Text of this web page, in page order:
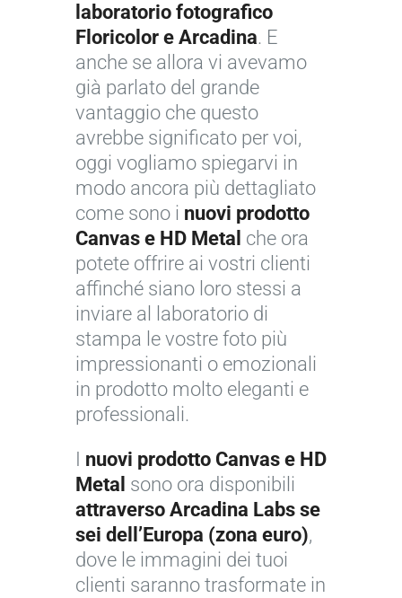
laboratorio fotografico
Floricolor e Arcadina. E
anche se allora vi avevamo
già parlato del grande
vantaggio che questo
avrebbe significato per voi,
oggi vogliamo spiegarvi in
modo ancora più dettagliato
come sono i nuovi prodotto
Canvas e HD Metal che ora
potete offrire ai vostri clienti
affinché siano loro stessi a
inviare al laboratorio di
stampa le vostre foto più
impressionanti o emozionali
in prodotto molto eleganti e
professionali.
nuovi prodotto Canvas e HD
Metal sono ora disponibili
attraverso Arcadina Labs se
sei dell’Europa (zona euro),
dove le immagini dei tuoi
clienti saranno trasformate in